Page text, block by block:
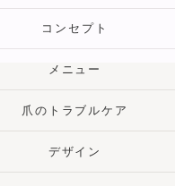
コンセプト
メニュー
爪のトラブルケア
デザイン